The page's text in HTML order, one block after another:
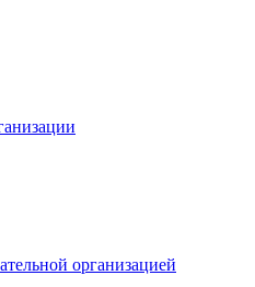
организацией